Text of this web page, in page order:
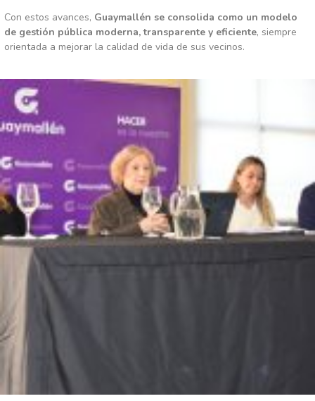
Con estos avances, Guaymallén se consolida como un modelo
de gestión pública moderna,transparente y eficiente, siempre
orientada a mejorar la calidad de vida de sus vecinos.